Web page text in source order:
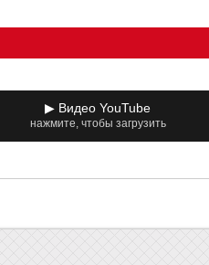
▶ Видео YouTube
нажмите, чтобы загрузить